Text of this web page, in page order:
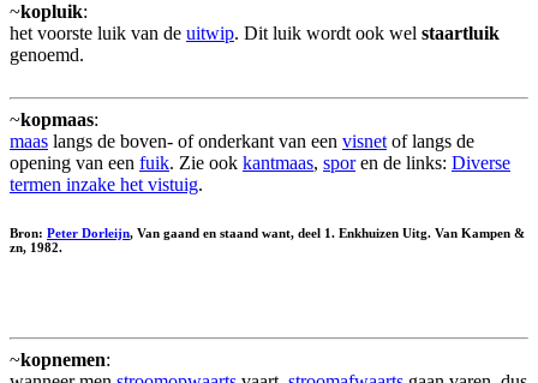
~kopluik:
het voorste luik van de uitwip. Dit luik wordt ook wel staartluik
genoemd.
~kopmaas:
maas langs de boven- of onderkant van een visnet of langs de
opening van een fuik. Zie ook kantmaas, sporen de links: Diverse
termen inzake het vistuig.
Bron: Peter Dorleijn, Van gaand en staand want, deel 1. Enkhuizen Uitg. Van Kampen &
zn, 1982.
~kopnemen: